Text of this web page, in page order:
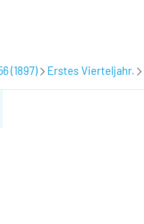
(1897) Erstes Vierteljahr.